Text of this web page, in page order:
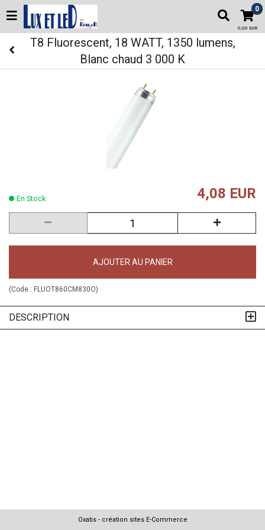
0
0,00 EUR
T8 Fluorescent, 18 WATT, 1350 lumens,
Blanc chaud 3 000 K
En Stock 4,08 EUR
AJOUTER AU PANIER
(Code : FLUOT860CM830O)
DESCRIPTION
Oxatis - création sites E-Commerce